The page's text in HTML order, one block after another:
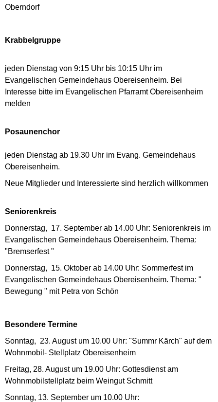
Oberndorf
Krabbelgruppe
jeden Dienstag von 9:15 Uhr bis 10:15 Uhr im
Evangelischen Gemeindehaus Obereisenheim. Bei
Interesse bitte im Evangelischen Pfarramt Obereisenheim
melden
Posaunenchor
jeden Dienstag ab 19.30 Uhr im Evang. Gemeindehaus
Obereisenheim.
Neue Mitglieder und Interessierte sind herzlich willkommen
Seniorenkreis
Donnerstag, 17. September ab 14.00 Uhr: Seniorenkreis im
Evangelischen Gemeindehaus Obereisenheim. Thema:
"Bremserfest "
Donnerstag, 15. Oktober ab 14.00 Uhr: Sommerfest im
Evangelischen Gemeindehaus Obereisenheim. Thema: "
Bewegung " mit Petra von Schön
Besondere Termine
Sonntag, 23. August um 10.00 Uhr: "Summr Kärch" auf dem
Wohnmobil- Stellplatz Obereisenheim
Freitag, 28. August um 19.00 Uhr: Gottesdienst am
Wohnmobilstellplatz beim Weingut Schmitt
Sonntag, 13. September um 10.00 Uhr: